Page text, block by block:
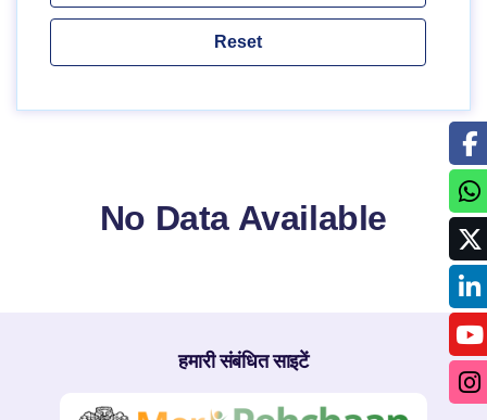
No Data Available
हमारी संबंधित साइटें